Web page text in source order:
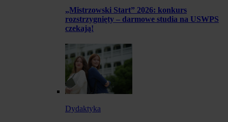
„Mistrzowski Start” 2026: konkurs
rozstrzygnięty – darmowe studia na USWPS
czekają!
Dydaktyka